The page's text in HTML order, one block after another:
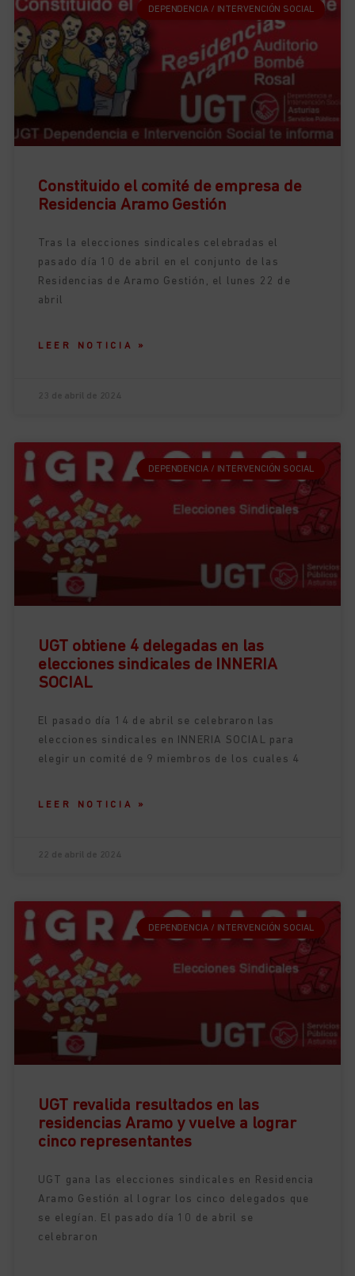
DEPENDENCIA / INTERVENCIÓN SOCIAL
Constituido el comité de empresa de
Residencia Aramo Gestión
Tras la elecciones sindicales celebradas el
pasado día 10 de abril en el conjunto de las
Residencias de Aramo Gestión, el lunes 22 de
abril
LEER NOTICIA »
DEPENDENCIA / INTERVENCIÓN SOCIAL
UGT obtiene 4 delegadas en las
elecciones sindicales de INNERIA
SOCIAL
El pasado día 14 de abril se celebraron las
elecciones sindicales en INNERIA SOCIAL para
elegir un comité de 9 miembros de los cuales 4
LEER NOTICIA »
DEPENDENCIA / INTERVENCIÓN SOCIAL
UGT revalida resultados en las
residencias Aramo y vuelve a lograr
cinco representantes
UGT gana las elecciones sindicales en Residencia
Aramo Gestión al lograr los cinco delegados que
se elegían. El pasado día 10 de abril se
celebraron